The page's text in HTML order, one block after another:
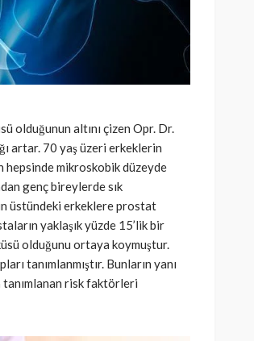
olduğunun altını çizen Opr. Dr.
artar. 70 yaş üzeri erkeklerin
hepsinde mikroskobik düzeyde
genç bireylerde sık
üstündeki erkeklere prostat
yaklaşık yüzde 15’lik bir
olduğunu ortaya koymuştur.
tanımlanmıştır. Bunların yanı
tanımlanan risk faktörleri